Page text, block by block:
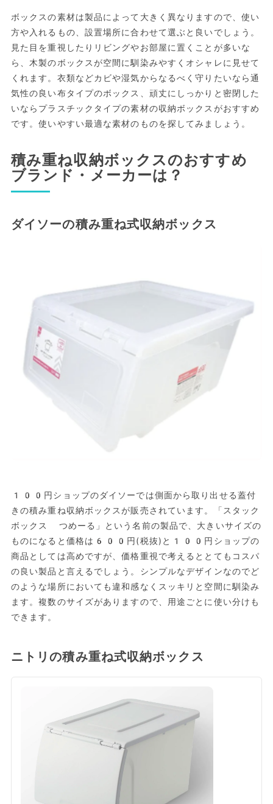
ボックスの素材は製品によって大きく異なりますので、使い
方や入れるもの、設置場所に合わせて選ぶと良いでしょう。
見た目を重視したりリビングやお部屋に置くことが多いな
ら、木製のボックスが空間に馴染みやすくオシャレに見せて
くれます。衣類などカビや湿気からなるべく守りたいなら通
気性の良い布タイプのボックス、頑丈にしっかりと密閉した
いならプラスチックタイプの素材の収納ボックスがおすすめ
です。使いやすい最適な素材のものを探してみましょう。
積み重ね収納ボックスのおすすめ
ブランド・メーカーは？
ダイソーの積み重ね式収納ボックス
100円ショップのダイソーでは側面から取り出せる蓋付
きの積み重ね収納ボックスが販売されています。「スタック
ボックス つめーる」という名前の製品で、大きいサイズの
ものになると価格は600円(税抜)と100円ショップの
商品としては高めですが、価格重視で考えるととてもコスパ
の良い製品と言えるでしょう。シンプルなデザインなのでど
のような場所においても違和感なくスッキリと空間に馴染み
ます。複数のサイズがありますので、用途ごとに使い分けも
できます。
ニトリの積み重ね式収納ボックス